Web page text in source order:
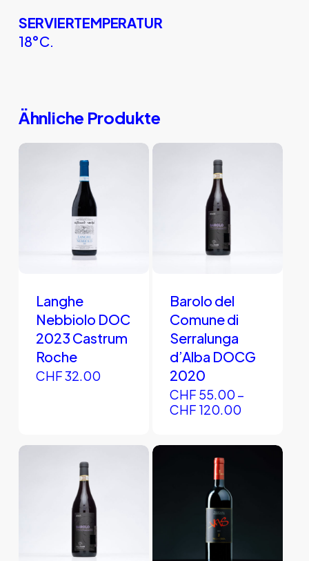
SERVIERTEMPERATUR
18°C.
Ähnliche Produkte
Langhe
Nebbiolo DOC
2023 Castrum
Roche
CHF32.00
mehrere
Varianten
auf.
Die
Optionen
können
auf
Barolo del
Comune di
Serralunga
d’Alba DOCG
2020
CHF 55.00 –
CHF 120.00